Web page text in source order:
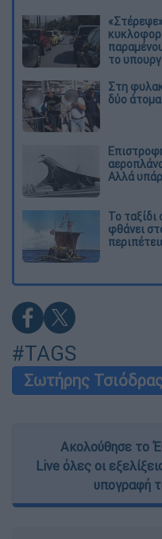
το
Στη
δύο
Αλλά
Το ταξίδι
φθάνει
#TAGS
Σωτήρης
Ακολούθησε το
Live όλες οι
υπογραφή